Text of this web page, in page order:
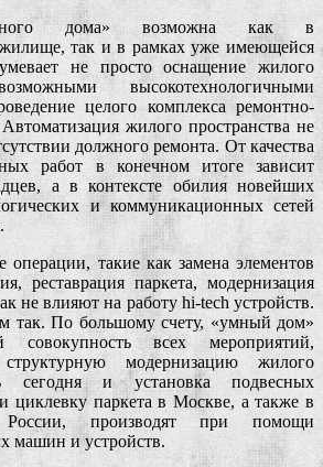
дома» возможна как в
так и в рамках уже имеющейся
не просто оснащение жилого
высокотехнологичными
целого комплекса ремонтно-
жилого пространства не
должного ремонта. От качества
работ в конечном итоге зависит
а в контексте обилия новейших
и коммуникационных сетей
операции, такие как замена элементов
реставрация паркета, модернизация
не влияют на работу hi-tech устройств.
так. По большому счету, «умный дом»
совокупность всех мероприятий,
модернизацию жилого
сегодня и установка подвесных
циклевку паркета в Москве, а также в
России, производят при помощи
машин и устройств.